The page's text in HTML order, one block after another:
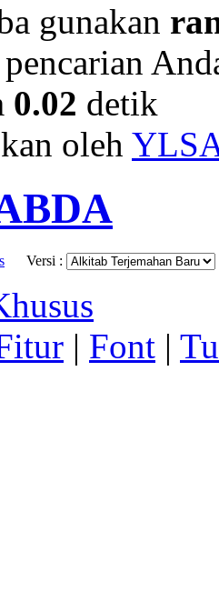
gunakan
pencarian
0.02 detik
oleh
Versi :
| Font |